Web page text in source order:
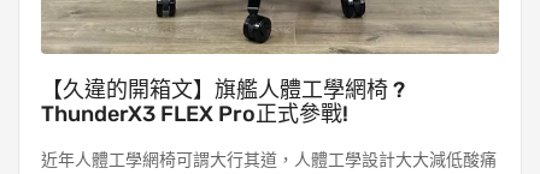
【久違的開箱文】旗艦⼈體⼯學網椅 ?
ThunderX3 FLEX Pro正式參戰!
近年⼈體⼯學網椅可謂⼤⾏其道，⼈體⼯學設計⼤⼤減低酸痛